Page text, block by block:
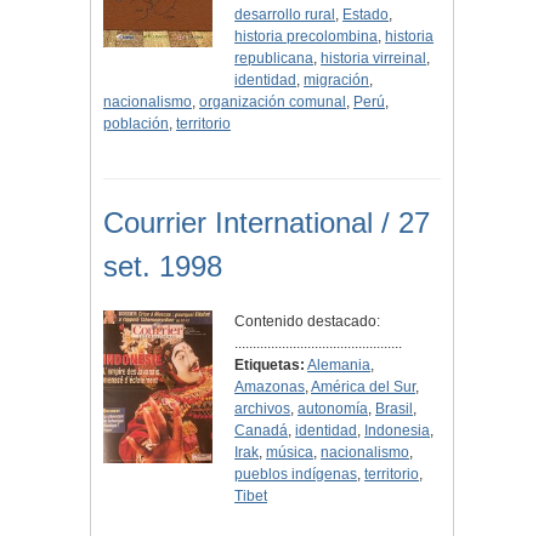
desarrollo rural , Estado,
historia precolombina, historia
republicana, historia virreinal ,
identidad ,migración,
nacionalismo, organización comunal , Perú,
población, territorio
Courrier International / 27
set. 1998
Contenido destacado:
..............................................
Etiquetas: Alemania,
Amazonas,América del Sur,
archivos,autonomía, Brasil ,
Canadá,identidad , Indonesia,
Irak,música,nacionalismo,
pueblos indígenas,territorio,
Tibet